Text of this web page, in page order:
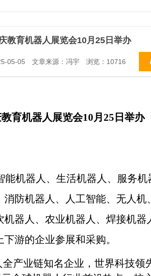
教育机器人展览会10月25日举办
05-05 文章来源：冯宇 浏览： 10716
育机器人展览会10月25日举办
能机器人、生活机器人、服务
防机器人、人工智能、无人
器人、农业机器人、焊接机
游的企业参展和采购。
产业链知名企业， 世界科技领